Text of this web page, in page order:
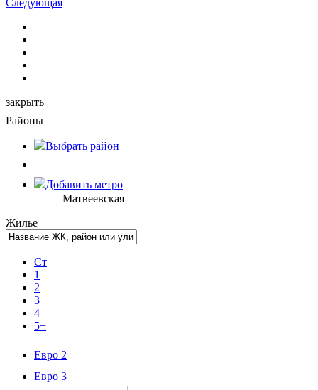
закрыть
Районы
Выбрать район
Добавить метро
Матвеевская
Жилье
Ст
1
2
3
4
5+
Евро 2
Евро 3